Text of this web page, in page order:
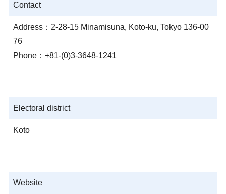
Contact
Address：2-28-15 Minamisuna, Koto-ku, Tokyo 136-00
76
Phone：+81-(0)3-3648-1241
Electoral district
Koto
Website